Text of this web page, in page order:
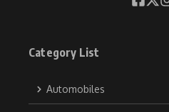
Category List
Automobiles